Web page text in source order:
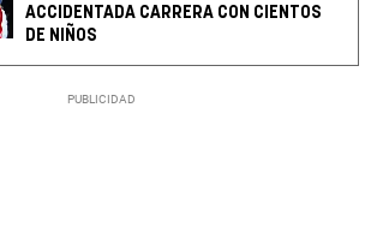
ACCIDENTADA CARRERA CON CIENTOS
DE NIÑOS